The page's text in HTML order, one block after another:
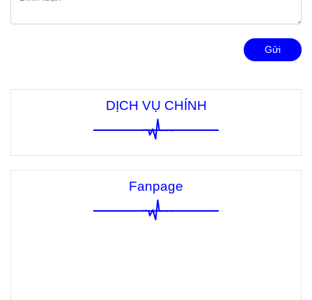
Gửi
DỊCH VỤ CHÍNH
Fanpage